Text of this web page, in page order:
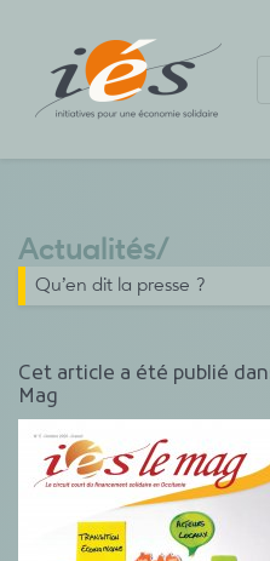
Actualités/
Qu’en dit la presse ?
Cet article a été publié
Mag